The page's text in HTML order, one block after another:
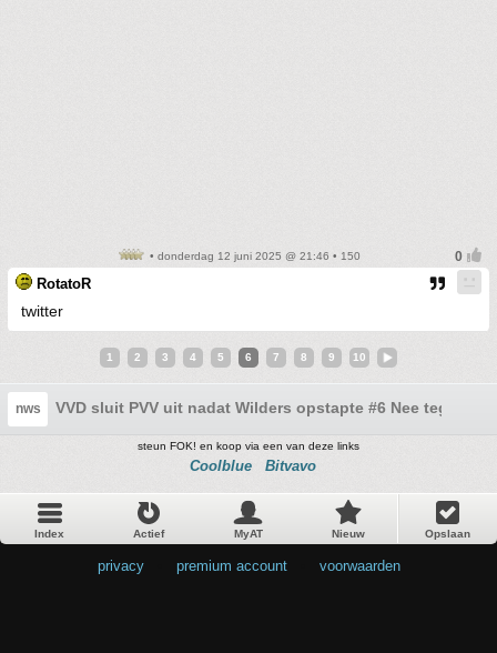
• donderdag 12 juni 2025 @ 21:46 • 150
RotatoR
twitter
1 2 3 4 5 6 7 8 9 10
nws VVD sluit PVV uit nadat Wilders opstapte #6 Nee tegen de
steun FOK! en koop via een van deze links
Coolblue Bitvavo
Index Actief MyAT Nieuw Opslaan
privacy premium account voorwaarden